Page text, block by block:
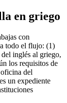
en griego
con
todo el flujo: (1)
inglés al griego,
los requisitos de
del
un expediente